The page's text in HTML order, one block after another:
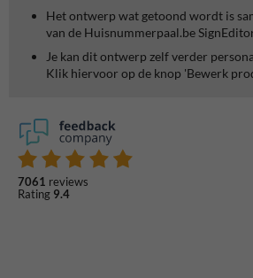
Het ontwerp wat getoond wordt is
van de Huisnummerpaal.be
Je kan dit ontwerp zelf verder
Klik hiervoor op de knop 'Bewerk
7061 reviews
Rating 9.4